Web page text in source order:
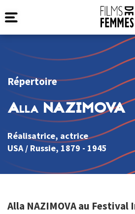
Répertoire
Alla NAZIMOVA
Réalisatrice, actrice
USA/ Russie, 1879 - 1945
Alla NAZIMOVA au